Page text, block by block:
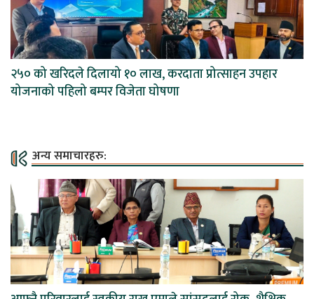
२५० को खरिदले दिलायो १० लाख, करदाता प्रोत्साहन उपहार
योजनाको पहिलो बम्पर विजेता घोषणा
अन्य समाचारहरु: